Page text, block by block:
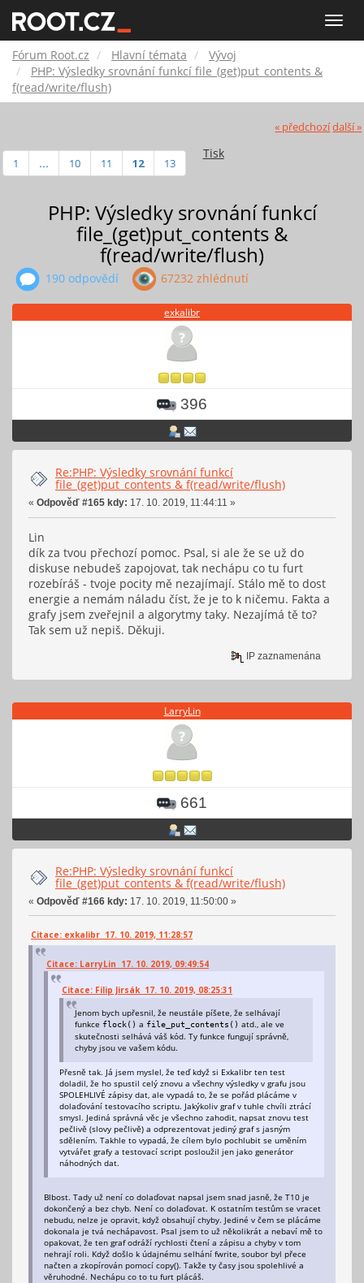
Toggle
Root.cz
Fórum Root.cz Hlavní témata
Vývoj
PHP: Výsledky srovnání funkcí file_(get)put_contents &
f(read/write/flush)
« předchozídalší »
Tisk
1 ... 10 11 12 13
PHP: Výsledky srovnání funkcí
file_(get)put_contents &
f(read/write/flush)
190 odpovědí 67232 zhlédnutí
exkalibr
396
Re:PHP: Výsledky srovnání funkcí
file_(get)put_contents & f(read/write/flush)
« Odpověď #165 kdy: 17. 10. 2019, 11:44:11 »
Lin
dík za tvou přechozí pomoc. Psal, si ale že se už do
diskuse nebudeš zapojovat, tak nechápu co tu furt
rozebíráš - tvoje pocity mě nezajímají. Stálo mě to dost
energie a nemám náladu číst, že je to k ničemu. Fakta a
grafy jsem zveřejnil a algorytmy taky. Nezajímá tě to?
Tak sem už nepiš. Děkuji.
IP zaznamenána
LarryLin
661
Re:PHP: Výsledky srovnání funkcí
file_(get)put_contents & f(read/write/flush)
« Odpověď #166 kdy: 17. 10. 2019, 11:50:00 »
Citace: exkalibr 17. 10. 2019, 11:28:57
Citace: LarryLin 17. 10. 2019, 09:49:54
Citace: Filip Jirsák 17. 10. 2019, 08:25:31
Jenom bych upřesnil, že neustále píšete, že selhávají
funkce flock() a file_put_contents() atd., ale ve
skutečnosti selhává váš kód. Ty funkce fungují správně,
chyby jsou ve vašem kódu.
Přesně tak. Já jsem myslel, že teď když si Exkalibr ten test
doladil, že ho spustil celý znovu a všechny výsledky v grafu jsou
SPOLEHLIVÉ zápisy dat, ale vypadá to, že se pořád plácáme v
dolaďování testovacího scriptu. Jakýkoliv graf v tuhle chvíli ztrácí
smysl. Jediná správná věc je všechno zahodit, napsat znovu test
pečlivě (slovy pečlivě) a odprezentovat jediný graf s jasným
sdělením. Takhle to vypadá, že cílem bylo pochlubit se uměním
vytvářet grafy a testovací script posloužil jen jako generátor
náhodných dat.
Blbost. Tady už není co dolaďovat napsal jsem snad jasně, že T10 je
dokončený a bez chyb. Není co dolaďovat. K ostatním testům se vracet
nebudu, nelze je opravit, když obsahují chyby. Jediné v čem se plácáme
dokonala je tvá nechápavost. Psal jsem to už několikrát a nebaví mě to
opakovat, že ten graf odráží rychlosti čtení a zápisu a chyby v tom
nehrají roli. Když došlo k údajnému selhání fwrite, soubor byl přece
načten a zkopírován pomocí copy(). Takže ty časy jsou spolehlivé a
věruhodné. Nechápu co to tu furt plácáš.